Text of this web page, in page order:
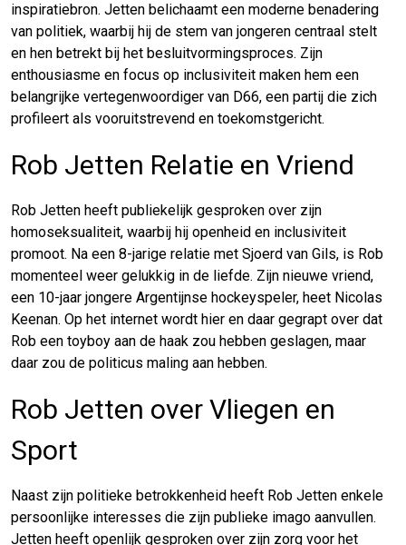
inspiratiebron. Jetten belichaamt een moderne benadering
van politiek, waarbij hij de stem van jongeren centraal stelt
en hen betrekt bij het besluitvormingsproces. Zijn
enthousiasme en focus op inclusiviteit maken hem een
belangrijke vertegenwoordiger van D66, een partij die zich
profileert als vooruitstrevend en toekomstgericht.
Rob Jetten Relatie en Vriend
Rob Jetten heeft publiekelijk gesproken over zijn
homoseksualiteit, waarbij hij openheid en inclusiviteit
promoot. Na een 8-jarige relatie met Sjoerd van Gils, is Rob
momenteel weer gelukkig in de liefde. Zijn nieuwe vriend,
een 10-jaar jongere Argentijnse hockeyspeler, heet Nicolas
Keenan. Op het internet wordt hier en daar gegrapt over dat
Rob een toyboy aan de haak zou hebben geslagen, maar
daar zou de politicus maling aan hebben.
Rob Jetten over Vliegen en
Sport
Naast zijn politieke betrokkenheid heeft Rob Jetten enkele
persoonlijke interesses die zijn publieke imago aanvullen.
Jetten heeft openlijk gesproken over zijn zorg voor het